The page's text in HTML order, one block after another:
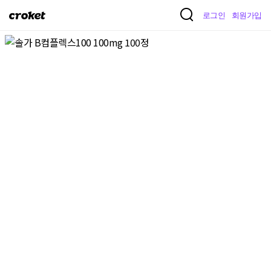
크
켓
로그인 회원가입